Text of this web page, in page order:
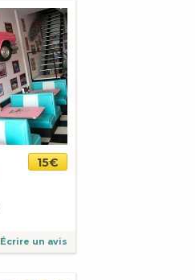
15€
Écrire un avis